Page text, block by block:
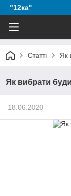
"12ка"
Статті Як
Як вибрати
18.06.2020